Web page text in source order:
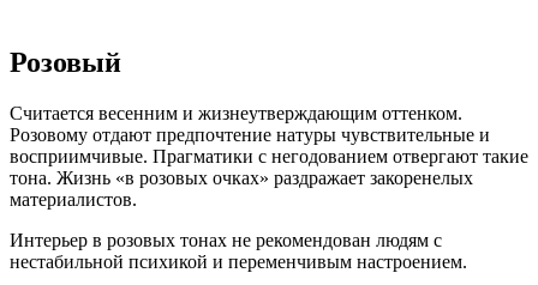
Розовый
Считается весенним и жизнеутверждающим оттенком.
Розовому отдают предпочтение натуры чувствительные и
восприимчивые. Прагматики с негодованием отвергают такие
тона. Жизнь «в розовых очках» раздражает закоренелых
материалистов.
Интерьер в розовых тонах не рекомендован людям с
нестабильной психикой и переменчивым настроением.